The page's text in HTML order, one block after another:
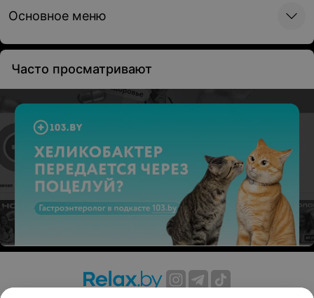
Основное меню
Часто просматривают